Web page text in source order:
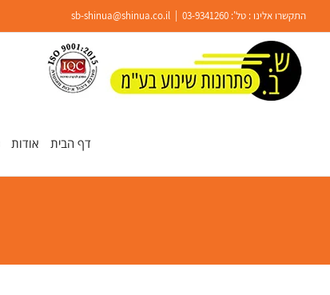
פתח סרגל נגישות
content
התקשרו אלינו : טל': 03-9341260
sb-shinua@shinua.co.il
דף הבית אודות